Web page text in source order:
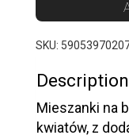
SKU:
Description
Mieszanki na
kwiatów, z